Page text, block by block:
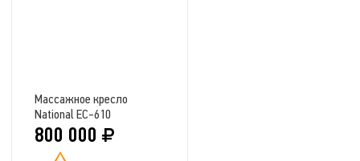
Массажное кресло
National EC-610
EVOLUTION
800 000